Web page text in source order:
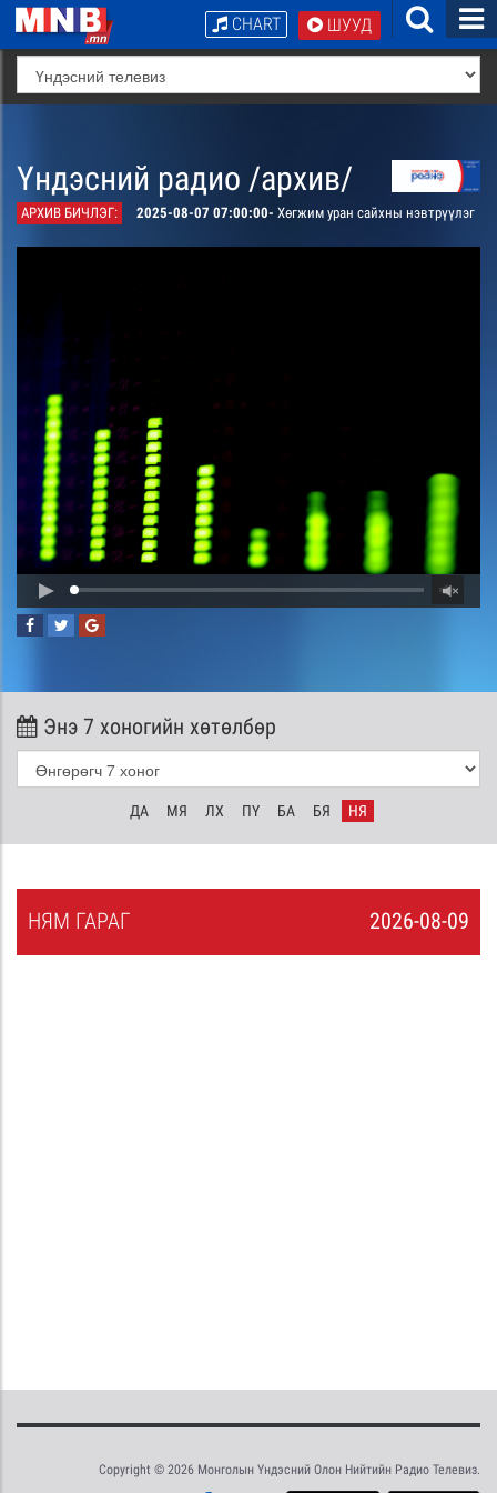
ШУУД
CHART
Үндэсний радио /архив/
АРХИВ БИЧЛЭГ: 2025-08-07 07:00:00- Хөгжим уран сайхны нэвтрүүлэг
Энэ 7 хоногийн хөтөлбөр
ДА МЯ ЛХ ПҮ БА БЯ НЯ
2026-08-09
НЯМ ГАРАГ
Copyright © 2026 Монголын Үндэсний Олон Нийтийн Радио Телевиз.